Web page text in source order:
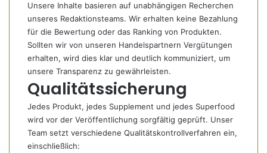
Unsere Inhalte basieren auf unabhängigen Recherchen
unseres Redaktionsteams. Wir erhalten keine Bezahlung
für die Bewertung oder das Ranking von Produkten.
Sollten wir von unseren Handelspartnern Vergütungen
erhalten, wird dies klar und deutlich kommuniziert, um
unsere Transparenz zu gewährleisten.
Qualitätssicherung
Jedes Produkt, jedes Supplement und jedes Superfood
wird vor der Veröffentlichung sorgfältig geprüft. Unser
Team setzt verschiedene Qualitätskontrollverfahren ein,
einschließlich: